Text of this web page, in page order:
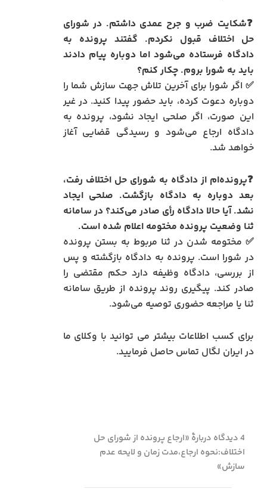
❓شکایت ضرب و جرح عمدی داشتم. در شورای
حل اختلاف قبول نکردم. گفتند پرونده به
دادگاه فرستاده می‌شود اما دوباره پیام دادند
باید به شورا بروم. چکار کنم؟
✅ اگر شورا برای آخرین تلاش جهت سازش شما را
دوباره دعوت کرده، باید حضور پیدا کنید. در غیر
این صورت، اگر صلحی ایجاد نشود، پرونده به
دادگاه ارجاع می‌شود و رسیدگی قضایی آغاز
خواهد شد.
❓پرونده‌ام از دادگاه به شورای حل اختلاف رفت،
بعد دوباره به دادگاه بازگشت. صلحی ایجاد
نشد. آیا حالا دادگاه رأی صادر می‌کند؟ در سامانه
ثنا وضعیت پرونده مختومه اعلام شده است.
✅ مختومه شدن در ثنا مربوط به بستن پرونده
در شورا است. پرونده به دادگاه بازگشته و پس
از بررسی، دادگاه وظیفه دارد حکم مقتضی را
صادر کند. پیگیری روند پرونده از طریق سامانه
ثنا یا مراجعه حضوری توصیه می‌شود.
برای کسب اطلاعات بیشتر می توانید با وکلای ما
در ایران لگال تماس حاصل فرمایید.
4 دیدگاه دربارهٔ «ارجاع پرونده از شورای حل
اختلاف:نحوه ارجاع،مدت زمان و لایحه عدم
سازش»